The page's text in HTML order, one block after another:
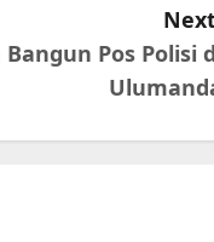
Pos Polisi